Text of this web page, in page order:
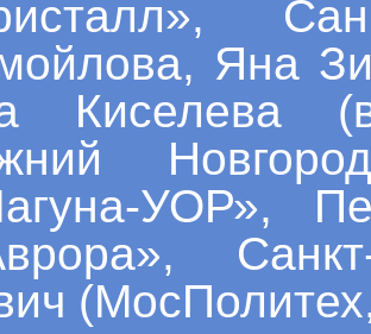
Яна
Киселева
УОР»,